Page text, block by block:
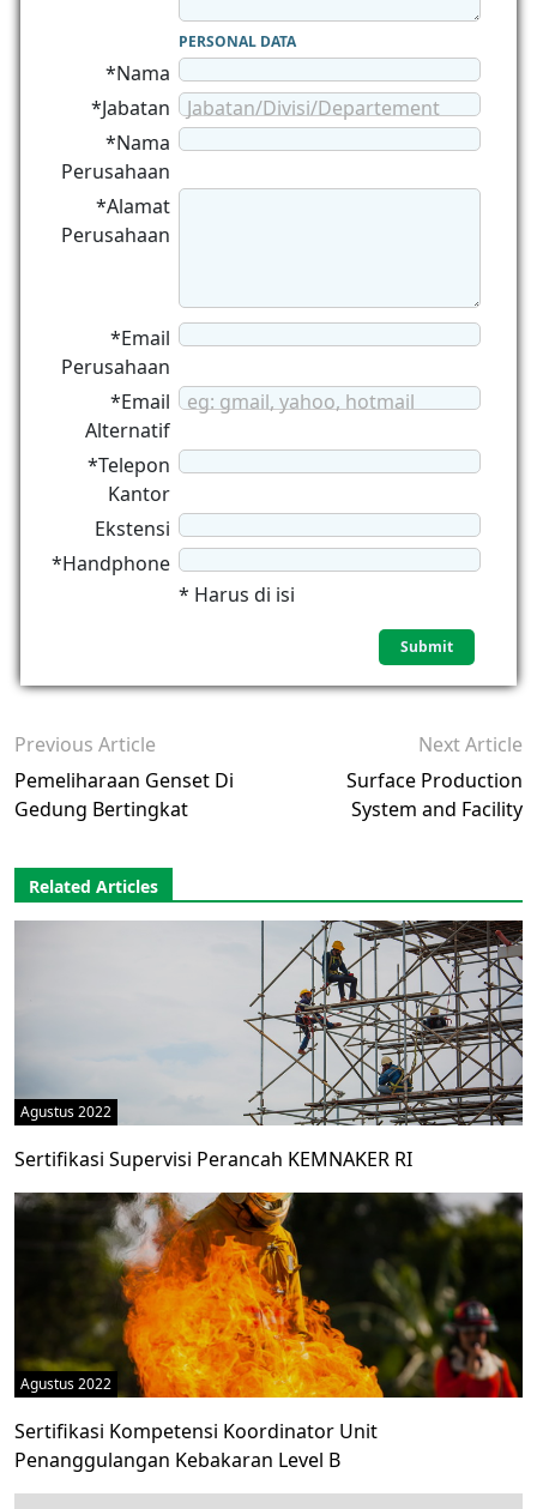
PERSONAL DATA
*Nama
*Jabatan
Jabatan/Divisi/Departement
*Nama
Perusahaan
*Alamat
Perusahaan
*Email
Perusahaan
*Email
Alternatif
eg: gmail, yahoo, hotmail
*Telepon
Kantor
Ekstensi
*Handphone
* Harus di isi
Previous Article
Pemeliharaan Genset Di
Gedung Bertingkat
Next Article
Surface Production
System and Facility
Related Articles
Agustus 2022
Sertifikasi Supervisi Perancah KEMNAKER RI
Agustus 2022
Sertifikasi Kompetensi Koordinator Unit
Penanggulangan Kebakaran Level B